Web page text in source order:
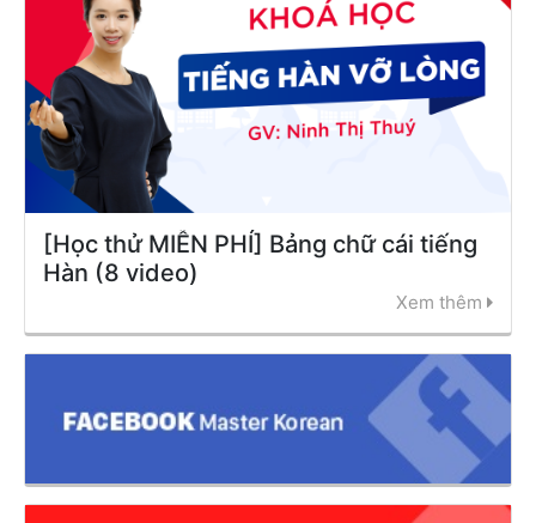
[Học thử MIỄN PHÍ] Bảng chữ cái tiếng
Hàn (8 video)
Xem thêm